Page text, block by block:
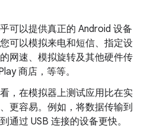
可以提供真正的 Android 设备
可以模拟来电和短信、指定设
网速、模拟旋转及其他硬件传
商店，等等。
，在模拟器上测试应用比在实
更容易。例如，将数据传输到
通过 USB 连接的设备更快。